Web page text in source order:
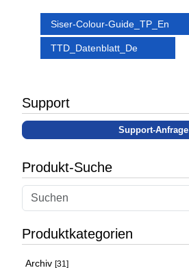
Siser-Colour-Guide_TP_En
TTD_Datenblatt_De
Support
Support-Anfrage
Produkt-Suche
Produktkategorien
Archiv [31]